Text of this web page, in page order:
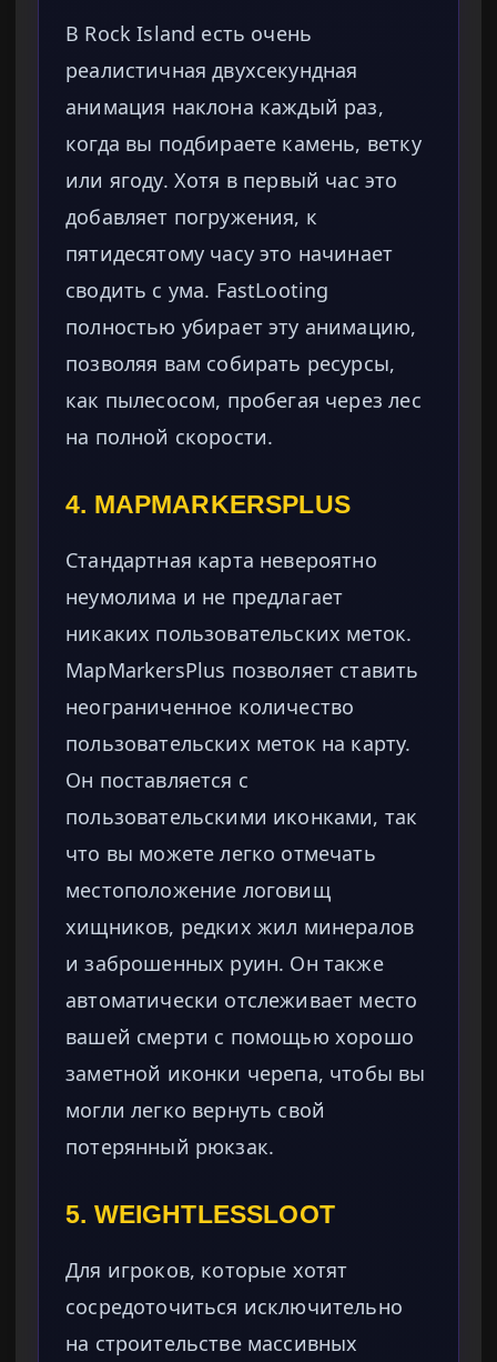
В Rock Island есть очень
реалистичная двухсекундная
анимация наклона каждый раз,
когда вы подбираете камень, ветку
или ягоду. Хотя в первый час это
добавляет погружения, к
пятидесятому часу это начинает
сводить с ума. FastLooting
полностью убирает эту анимацию,
позволяя вам собирать ресурсы,
как пылесосом, пробегая через лес
на полной скорости.
4. MAPMARKERSPLUS
Стандартная карта невероятно
неумолима и не предлагает
никаких пользовательских меток.
MapMarkersPlus позволяет ставить
неограниченное количество
пользовательских меток на карту.
Он поставляется с
пользовательскими иконками, так
что вы можете легко отмечать
местоположение логовищ
хищников, редких жил минералов
и заброшенных руин. Он также
автоматически отслеживает место
вашей смерти с помощью хорошо
заметной иконки черепа, чтобы вы
могли легко вернуть свой
потерянный рюкзак.
5. WEIGHTLESSLOOT
Для игроков, которые хотят
сосредоточиться исключительно
на строительстве массивных